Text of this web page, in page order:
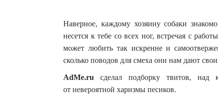
Наверное, каждому хозяину собаки
несется к тебе со всех ног, встречая с
может любить так искренне и
сколько поводов для смеха они нам дают
AdMe.ru сделал подборку твитов,
от невероятной харизмы песиков.